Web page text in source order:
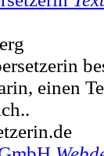
einen